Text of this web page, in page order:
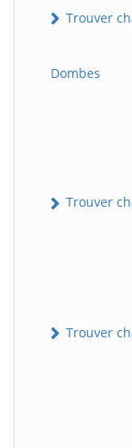
Trouver
Dombes
Trouver
Trouver